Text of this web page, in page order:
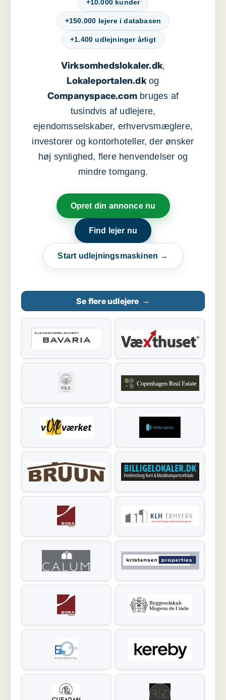
+10.000 kunder
+150.000 lejere i databasen
+1.400 udlejninger årligt
Virksomhedslokaler.dk,
Lokaleportalen.dkog
Companyspace.com bruges af
tusindvis af udlejere,
ejendomsselskaber, erhvervsmæglere,
investorer og kontorhoteller, der ønsker
høj synlighed, flere henvendelser og
mindre tomgang.
Opret din annonce nu
Find lejer nu
Start udlejningsmaskinen →
Se flere udlejere →